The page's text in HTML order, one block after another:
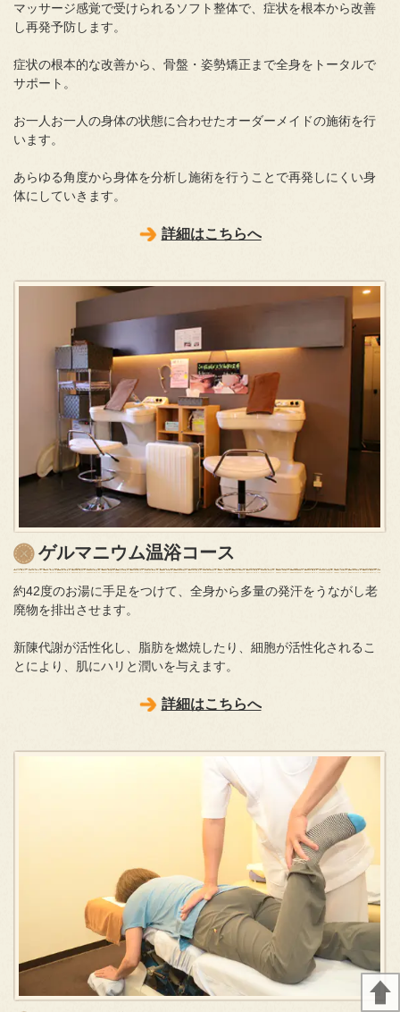
マッサージ感覚で受けられるソフト整体で、症状を根本から改善
し再発予防します。
症状の根本的な改善から、骨盤・姿勢矯正まで全身をトータルで
サポート。
お一人お一人の身体の状態に合わせたオーダーメイドの施術を行
います。
あらゆる角度から身体を分析し施術を行うことで再発しにくい身
体にしていきます。
詳細はこちらへ
ゲルマニウム温浴コース
約42度のお湯に手足をつけて、全身から多量の発汗をうながし老
廃物を排出させます。
新陳代謝が活性化し、脂肪を燃焼したり、細胞が活性化されるこ
とにより、肌にハリと潤いを与えます。
詳細はこちらへ